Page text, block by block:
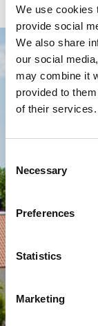
We use cookies
provide social
We also share
our social
may combine it
provided to
of their services.
o
n
s
e
n
t
S
l
e
Necessary
Preferences
Statistics
Marketing
Götalands Tak
Vi arbetar
kundnöjdhet.
Göteborg och
med att
personer som